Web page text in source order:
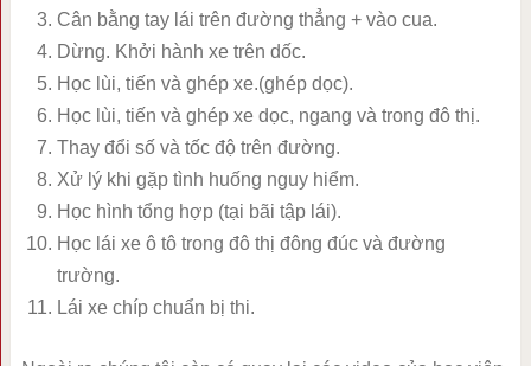
Cân bằng tay lái trên đường thẳng + vào cua.
Dừng. Khởi hành xe trên dốc.
Học lùi, tiến và ghép xe.(ghép dọc).
Học lùi, tiến và ghép xe dọc, ngang và trong đô thị.
Thay đổi số và tốc độ trên đường.
Xử lý khi gặp tình huống nguy hiểm.
Học hình tổng hợp (tại bãi tập lái).
Học lái xe ô tô trong đô thị đông đúc và đường
trường.
Lái xe chíp chuẩn bị thi.